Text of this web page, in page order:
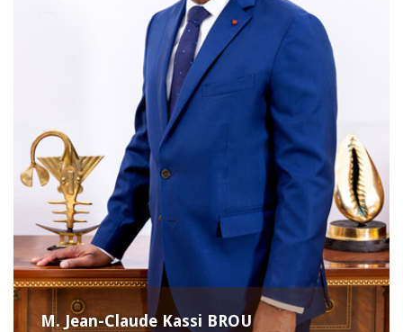
M. Jean-Claude Kassi BROU